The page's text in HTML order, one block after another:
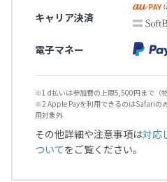
キャリア決済
電子マネー
※1 d払いは参加費の上限5,500円まで（
※2 Apple Payを利用できるのはSafariの
用対象外
その他詳細や注意事項は対応
ついてをご覧ください。